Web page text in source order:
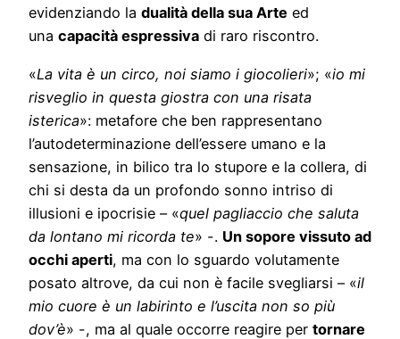
evidenziando la dualità della sua Arte ed
una capacità espressiva di raro riscontro.
«La vita è un circo, noi siamo i giocolieri»; «io mi
risveglio in questa giostra con una risata
isterica»: metafore che ben rappresentano
l’autodeterminazione dell’essere umano e la
sensazione, in bilico tra lo stupore e la collera, di
chi si desta da un profondo sonno intriso di
illusioni e ipocrisie – «quel pagliaccio che saluta
da lontano mi ricorda te» -. Un sopore vissuto ad
occhi aperti, ma con lo sguardo volutamente
posato altrove, da cui non è facile svegliarsi – «il
mio cuore è un labirinto e l’uscita non so più
dov’è» -, ma al quale occorre reagire per tornare